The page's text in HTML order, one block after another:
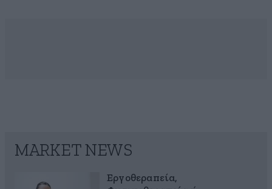
MARKET NEWS
Εργοθεραπεία,